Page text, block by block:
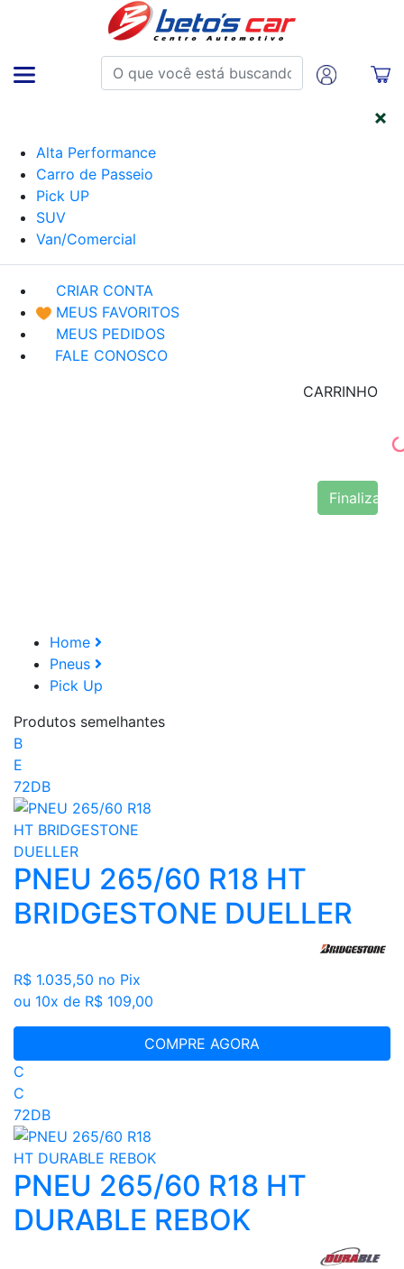
Alta Performance
Carro de Passeio
Pick UP
SUV
Van/Comercial
CRIAR CONTA
MEUS FAVORITOS
MEUS PEDIDOS
FALE CONOSCO
CARRINHO
Finalizar
Home
Pneus
Pick Up
Produtos semelhantes
B
E
72DB
PNEU 265/60 R18 HT
BRIDGESTONE DUELLER
R$ 1.035,50 no Pix
ou 10x de R$ 109,00
COMPRE AGORA
C
C
72DB
PNEU 265/60 R18 HT
DURABLE REBOK